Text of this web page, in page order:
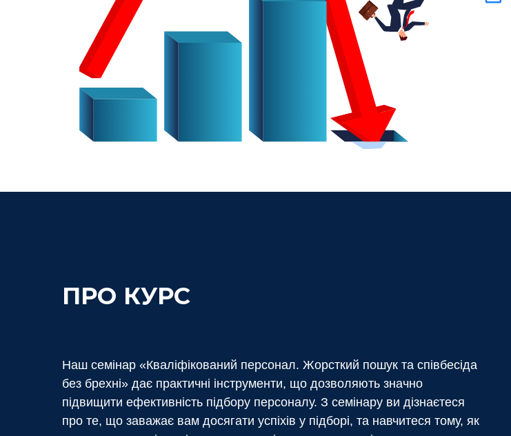
ПРО КУРС
Наш семінар «Кваліфікований персонал. Жорсткий пошук та співбесіда
без брехні» дає практичні інструменти, що дозволяють значно
підвищити ефективність підбору персоналу. З семінару ви дізнаєтеся
про те, що заважає вам досягати успіхів у підборі, та навчитеся тому, як